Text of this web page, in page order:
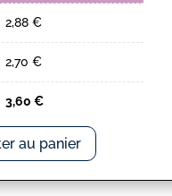
2,88 €
2,70 €
3,60 €
au panier